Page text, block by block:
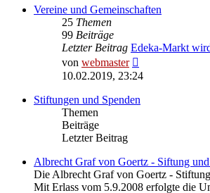
Vereine und Gemeinschaften
25 Themen
99 Beiträge
Letzter Beitrag Edeka-Markt
von webmaster
Beitrag
10.02.2019, 23:24
Stiftungen und Spenden
Themen
Beiträge
Letzter Beitrag
Albrecht Graf von Goertz - Siftung
Die Albrecht Graf von Goertz -
Mit Erlass vom 5.9.2008 erfolgte die